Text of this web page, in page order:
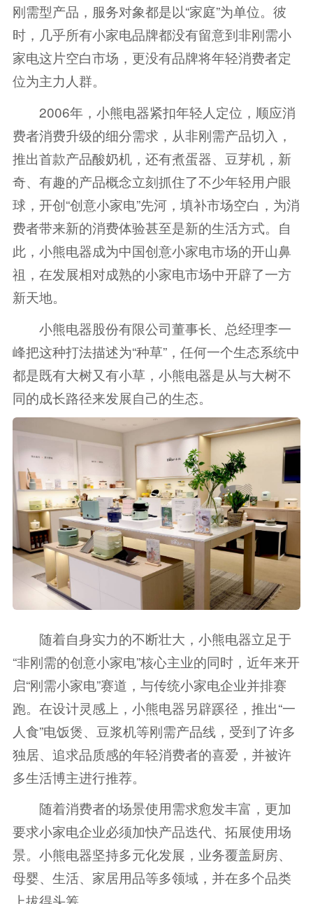
刚需型产品，服务对象都是以“家庭”为单位。彼
时，几乎所有小家电品牌都没有留意到非刚需小
家电这片空白市场，更没有品牌将年轻消费者定
位为主力人群。
2006年，小熊电器紧扣年轻人定位，顺应消
费者消费升级的细分需求，从非刚需产品切入，
推出首款产品酸奶机，还有煮蛋器、豆芽机，新
奇、有趣的产品概念立刻抓住了不少年轻用户眼
球，开创“创意小家电”先河，填补市场空白，为消
费者带来新的消费体验甚至是新的生活方式。自
此，小熊电器成为中国创意小家电市场的开山鼻
祖，在发展相对成熟的小家电市场中开辟了一方
新天地。
小熊电器股份有限公司董事长、总经理李一
峰把这种打法描述为“种草”，任何一个生态系统中
都是既有大树又有小草，小熊电器是从与大树不
同的成长路径来发展自己的生态。
随着自身实力的不断壮大，小熊电器立足于
“非刚需的创意小家电”核心主业的同时，近年来开
启“刚需小家电”赛道，与传统小家电企业并排赛
跑。在设计灵感上，小熊电器另辟蹊径，推出“一
人食”电饭煲、豆浆机等刚需产品线，受到了许多
独居、追求品质感的年轻消费者的喜爱，并被许
多生活博主进行推荐。
随着消费者的场景使用需求愈发丰富，更加
要求小家电企业必须加快产品迭代、拓展使用场
景。小熊电器坚持多元化发展，业务覆盖厨房、
母婴、生活、家居用品等多领域，并在多个品类